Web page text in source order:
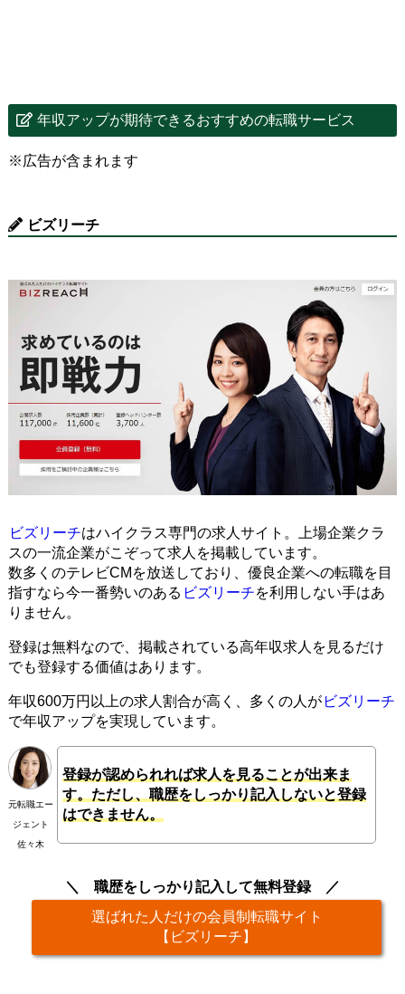
年収アップが期待できるおすすめの転職サービス
※広告が含まれます
ビズリーチ
ビズリーチはハイクラス専門の求人サイト。上場企業クラ
スの一流企業がこぞって求人を掲載しています。
数多くのテレビCMを放送しており、優良企業への転職を目
指すなら今一番勢いのある ビズリーチを利用しない手はあ
りません。
登録は無料なので、掲載されている高年収求人を見るだけ
でも登録する価値はあります。
年収600万円以上の求人割合が高く、多くの人が ビズリーチ
で年収アップを実現しています。
元転職エー
ジェント
佐々木
登録が認められれば求人を見ることが出来ま
す。ただし、職歴をしっかり記入しないと登録
はできません。
職歴をしっかり記入して無料登録
選ばれた人だけの会員制転職サイト
【ビズリーチ】